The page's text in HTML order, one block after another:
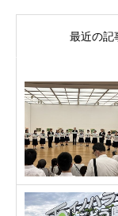
最近の記